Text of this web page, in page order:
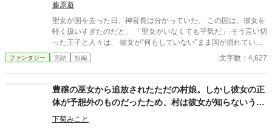
藤原遊
聖女が国を去った日、神官長は分かっていた。 この国は、彼女を
軽く扱いすぎたのだと。 「聖女がいなくても平気だ」 そう言い切
った王子と人々は、 彼女が“何もしていない”まま国が崩れていく
現実を、 やがて思い知ることになる。 ――これは、聖女を追い出
した国の末路を、 静かに見届けた者の記録。
ファンタジー 完結 短編 文字数：4,627
豊穣の巫女から追放されたただの村娘。しかし彼女の正
体が予想外のものだったため、村は彼女が知らないうち
に崩壊する。
下菊みこと